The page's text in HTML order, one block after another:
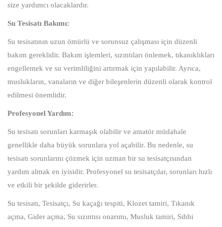
size yardımcı olacaklardır.
Su Tesisatı Bakımı:
Su tesisatının uzun ömürlü ve sorunsuz çalışması için düzenli
bakım gereklidir. Bakım işlemleri, sızıntıları önlemek, tıkanıklıkları
engellemek ve su verimliliğini artırmak için yapılabilir. Ayrıca,
muslukların, vanaların ve diğer bileşenlerin düzenli olarak kontrol
edilmesi önemlidir.
Profesyonel Yardım:
Su tesisatı sorunları karmaşık olabilir ve amatör müdahale
genellikle daha büyük sorunlara yol açabilir. Bu nedenle, su
tesisatı sorunlarını çözmek için uzman bir su tesisatçısından
yardım almak en iyisidir. Profesyonel su tesisatçılar, sorunları hızlı
ve etkili bir şekilde giderirler.
Su tesisatı, Tesisatçı, Su kaçağı tespiti, Klozet tamiri, Tıkanık
açma, Gider açma, Su sızıntısı onarımı, Musluk tamiri, Sıhhi